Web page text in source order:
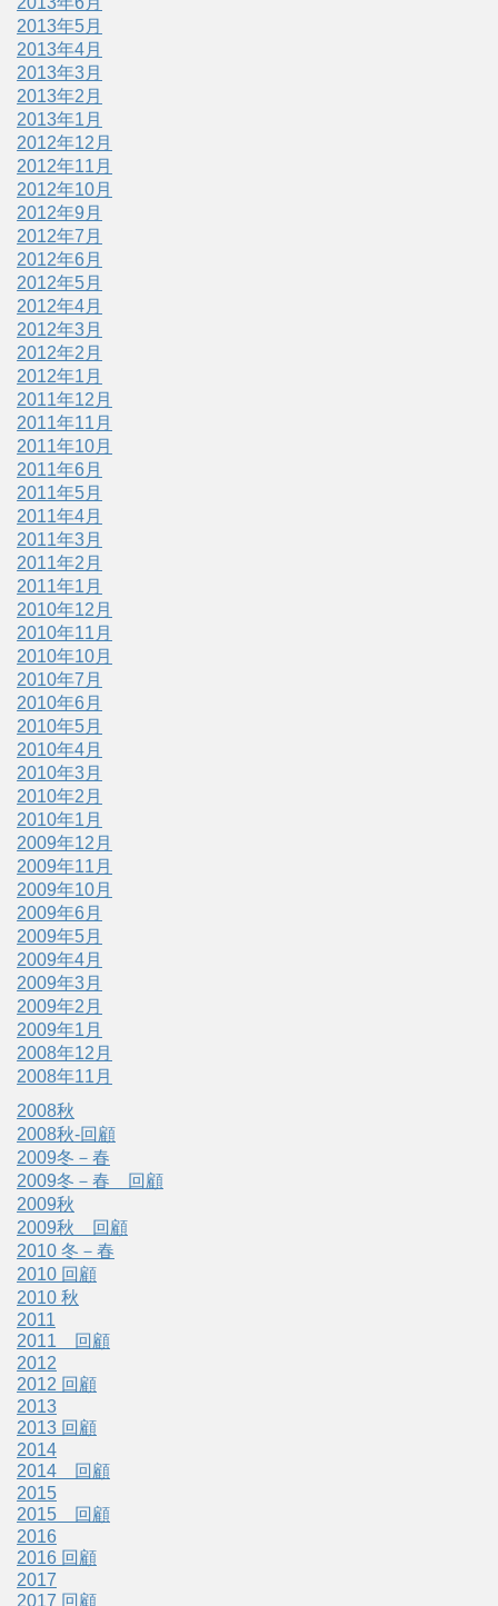
2013年5月
2013年4月
2013年3月
2013年2月
2013年1月
2012年12月
2012年11月
2012年10月
2012年9月
2012年7月
2012年6月
2012年5月
2012年4月
2012年3月
2012年2月
2012年1月
2011年12月
2011年11月
2011年10月
2011年6月
2011年5月
2011年4月
2011年3月
2011年2月
2011年1月
2010年12月
2010年11月
2010年10月
2010年7月
2010年6月
2010年5月
2010年4月
2010年3月
2010年2月
2010年1月
2009年12月
2009年11月
2009年10月
2009年6月
2009年5月
2009年4月
2009年3月
2009年2月
2009年1月
2008年12月
2008年11月
2008秋
2008秋-回顧
2009冬－春
2009冬－春 回顧
2009秋
2009秋 回顧
2010 冬－春
2010 回顧
2010 秋
2011
2011 回顧
2012
2012 回顧
2013
2013 回顧
2014
2014 回顧
2015
2015 回顧
2016
2016 回顧
2017
2017 回顧